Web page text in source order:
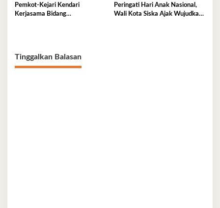
Pemkot-Kejari Kendari
Kerjasama Bidang
Peringati Hari Anak Nasional,
Wali Kota Siska Ajak Wujudkan
Tinggalkan Balasan